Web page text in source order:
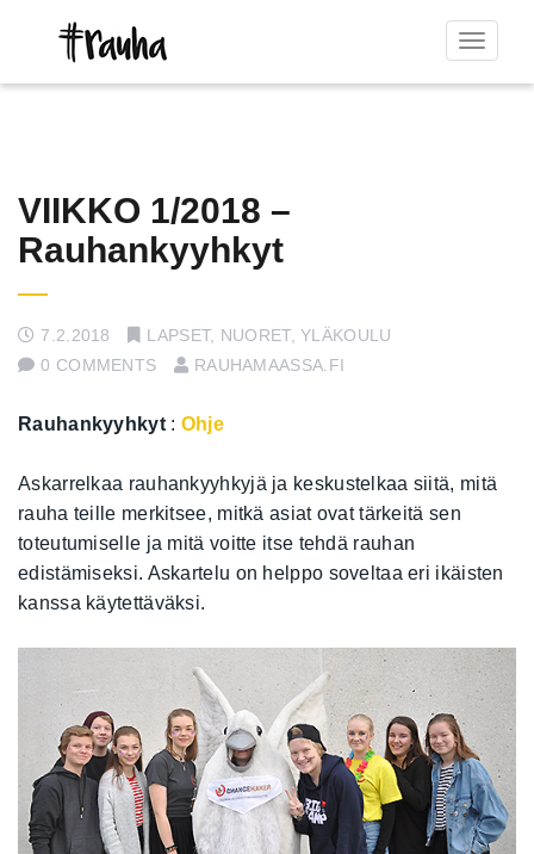
Toggle
VIIKKO 1/2018 –
Rauhankyyhkyt
7.2.2018 LAPSET, NUORET,YLÄKOULU
0 COMMENTS
RAUHAMAASSA.FI
Rauhankyyhkyt : Ohje
Askarrelkaa rauhankyyhkyjä ja keskustelkaa siitä, mitä
rauha teille merkitsee, mitkä asiat ovat tärkeitä sen
toteutumiselle ja mitä voitte itse tehdä rauhan
edistämiseksi. Askartelu on helppo soveltaa eri ikäisten
kanssa käytettäväksi.